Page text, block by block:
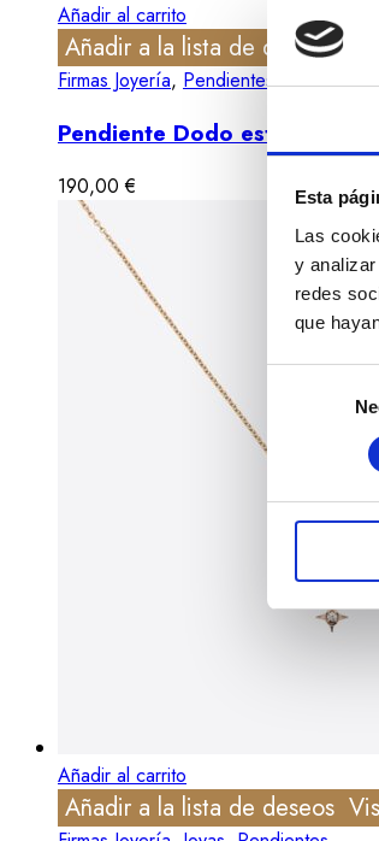
Esta
Las
y
redes
que
Añadir al carrito
Añadir a la lista de deseos
Firmas Joyería, Pendientes
Pendiente Dodo estrella en
190,00€
Añadir al carrito
Añadir a la lista de deseos